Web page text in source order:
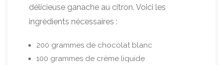
délicieuse ganache au citron. Voici les
ingrédients nécessaires :
200 grammes de chocolat blanc
100 grammes de crème liquide